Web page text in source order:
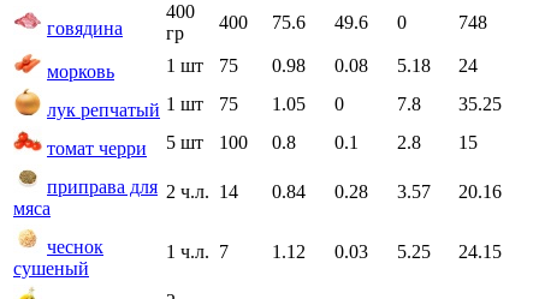
говядина
400
гр
400 75.6 49.6 0 748
морковь 1 шт 75 0.98 0.08 5.18 24
лук репчатый 1 шт 75 1.05 0 7.8 35.25
томат черри 5 шт 100 0.8 0.1 2.8 15
приправа для
мяса
2 ч.л. 14 0.84 0.28 3.57 20.16
чеснок
сушеный
1 ч.л. 7 1.12 0.03 5.25 24.15